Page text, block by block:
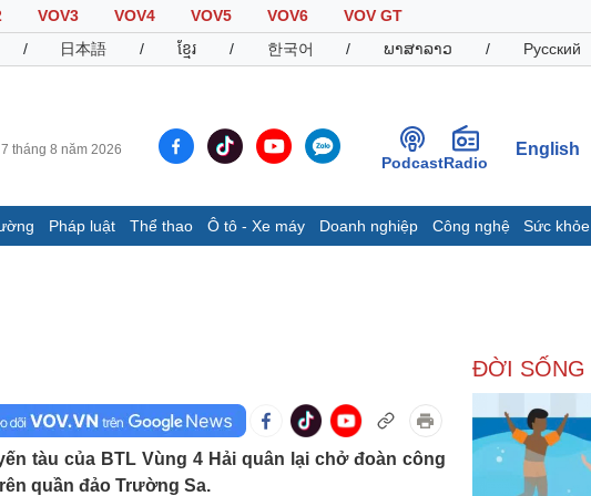
VOV3 VOV4 VOV5 VOV6
VOV GT
/ 日本語 / ខ្មែរ / 한국어 / ພາສາລາວ / Русский
tháng 8 năm 2026
PodcastRadio
English
Pháp luật Thể thao Ô tô - Xe máy Doanh nghiệp Công nghệ Sức khỏe
Ô tô - Xe máy
Ô tô
Doanh nghiệp
Thông tin doanh nghiệp
tàu của BTL Vùng 4 Hải quân lại chở đoàn công
quần đảo Trường Sa.
ĐỜI SỐNG